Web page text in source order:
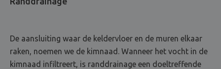
De aansluiting waar de keldervloer en de muren elkaar
raken, noemen we de kimnaad. Wanneer het vocht in de
kimnaad infiltreert, is randdrainage een doeltreffende